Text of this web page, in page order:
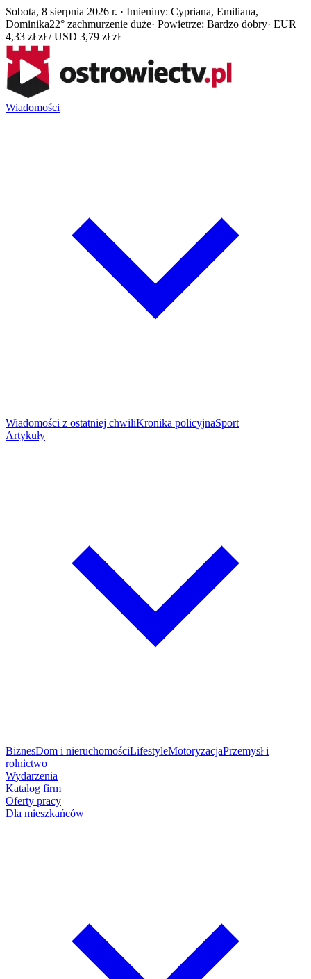
Sobota, 8 sierpnia 2026 r. · Imieniny: Cypriana, Emiliana,
Dominika22° zachmurzenie duże· Powietrze: Bardzo dobry· EUR
4,33 zł zł / USD 3,79 zł zł
Wiadomości
Wiadomości z ostatniej chwiliKronika policyjnaSport
Artykuły
BiznesDom i nieruchomościLifestyleMotoryzacjaPrzemysł i
rolnictwo
Wydarzenia
Katalog firm
Oferty pracy
Dla mieszkańców